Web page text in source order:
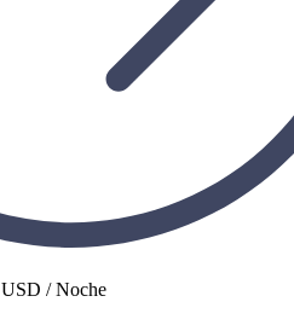
USD / Noche